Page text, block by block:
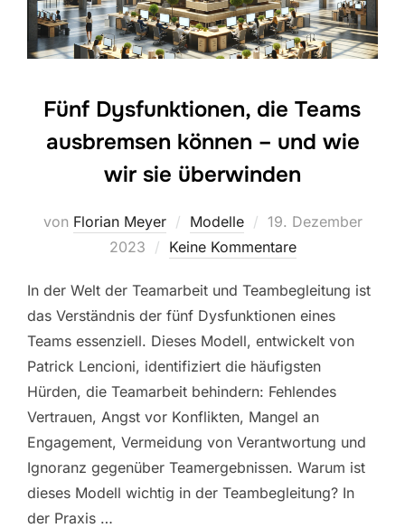
Fünf Dysfunktionen, die Teams
ausbremsen können – und wie
wir sie überwinden
von Florian Meyer Modelle
Veröffentlicht
am
19. Dezember
2023
Keine Kommentare
In der Welt der Teamarbeit und Teambegleitung ist
das Verständnis der fünf Dysfunktionen eines
Teams essenziell. Dieses Modell, entwickelt von
Patrick Lencioni, identifiziert die häufigsten
Hürden, die Teamarbeit behindern: Fehlendes
Vertrauen, Angst vor Konflikten, Mangel an
Engagement, Vermeidung von Verantwortung und
Ignoranz gegenüber Teamergebnissen. Warum ist
dieses Modell wichtig in der Teambegleitung? In
der Praxis …